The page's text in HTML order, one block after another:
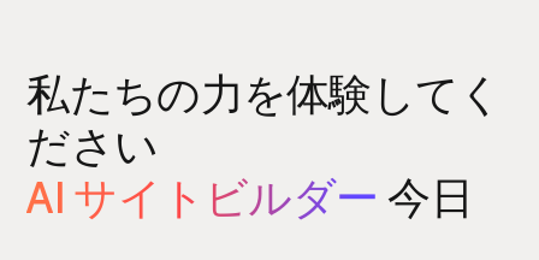
私たちの力を体験してく
ださい
AI サイトビルダー 今日